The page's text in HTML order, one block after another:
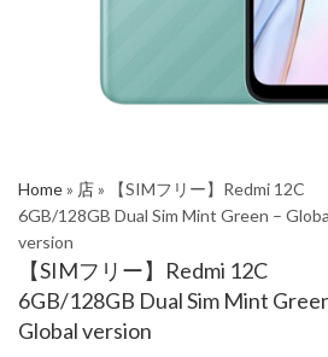
Home» 店»
【SIMフリー】Redmi 12C
6GB/128GB Dual Sim Mint Green –
version
【SIMフリー】Redmi 12C
6GB/128GB Dual Sim Mint
Global version